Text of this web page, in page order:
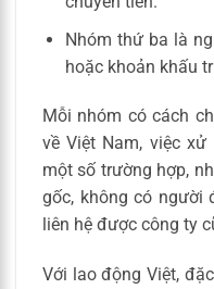
Nhóm thứ ba là
hoặc khoản khấu
Mỗi nhóm có cách
về Việt Nam, việc
một số trường hợp,
gốc, không có người
liên hệ được công ty
Với lao động Việt,